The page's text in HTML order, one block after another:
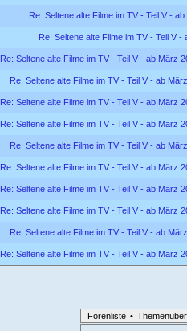
Re: Seltene alte Filme im TV - Teil V -
Re: Seltene alte Filme im TV - Teil V -
Re: Seltene alte Filme im TV - Teil V - ab März
Re: Seltene alte Filme im TV - Teil V - ab
Re: Seltene alte Filme im TV - Teil V - ab März
Re: Seltene alte Filme im TV - Teil V - ab März
Re: Seltene alte Filme im TV - Teil V - ab
Re: Seltene alte Filme im TV - Teil V - ab März
Re: Seltene alte Filme im TV - Teil V - ab März
Re: Seltene alte Filme im TV - Teil V - ab März
Re: Seltene alte Filme im TV - Teil V - ab
Re: Seltene alte Filme im TV - Teil V - ab März
Forenliste •